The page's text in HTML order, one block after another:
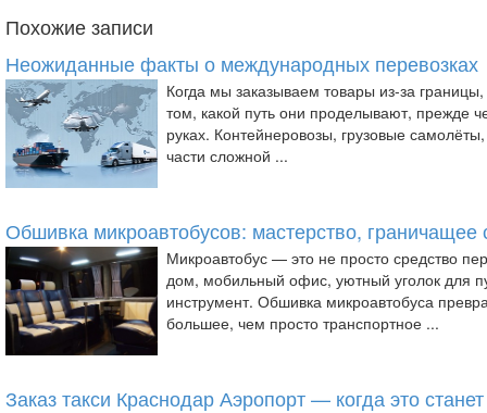
Похожие записи
Неожиданные факты о международных перевозках
Когда мы заказываем товары из-за
том, какой путь они проделывают, прежде
руках. Контейнеровозы, грузовые
части сложной ...
Обшивка микроавтобусов: мастерство, граничащее
Микроавтобус — это не просто средство
дом, мобильный офис, уютный уголок для
инструмент. Обшивка микроавтобуса
большее, чем просто транспортное ...
Заказ такси Краснодар Аэропорт — когда это